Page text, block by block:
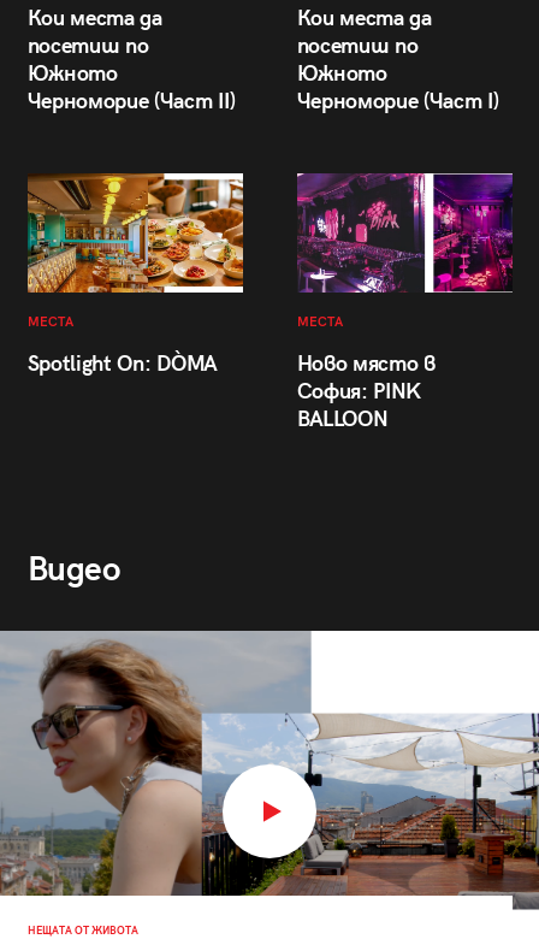
Кои места да
посетиш по
Южното
Черноморие (Част II)
Кои места да
посетиш по
Южното
Черноморие (Част I)
МЕСТА
Spotlight On: DÒMA
МЕСТА
Ново място в
София: PINK
BALLOON
Видео
НЕЩАТА ОТ ЖИВОТА